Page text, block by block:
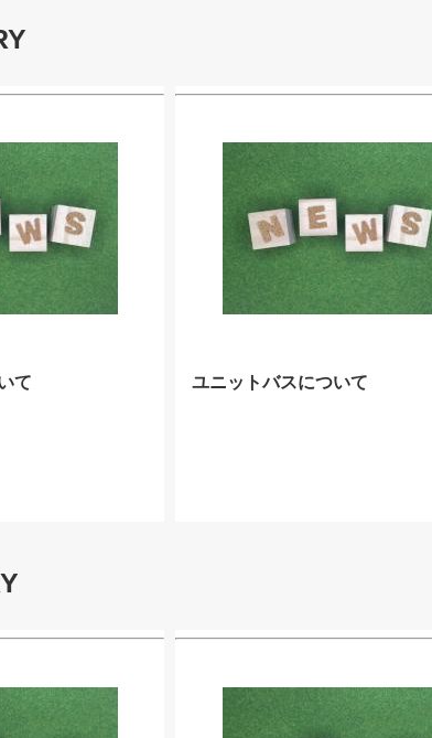
て ユニットバスについて